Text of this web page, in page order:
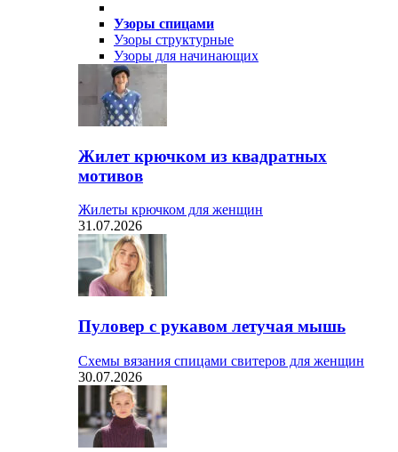
Узоры спицами
Узоры структурные
Узоры для начинающих
Жилет крючком из квадратных
мотивов
Жилеты крючком для женщин
31.07.2026
Пуловер с рукавом летучая мышь
Схемы вязания спицами свитеров для женщин
30.07.2026